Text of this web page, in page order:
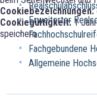
Cookiebezeichnungen:
Cookiegültigkeit: 1 Jahr
speichern
Erweiterter
Fachgebundene
Allgemeine